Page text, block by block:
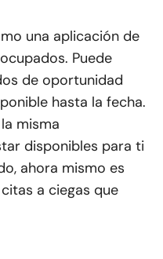
una aplicación de
Puede
de oportunidad
hasta la fecha.
misma
disponibles para ti
ahora mismo es
a ciegas que